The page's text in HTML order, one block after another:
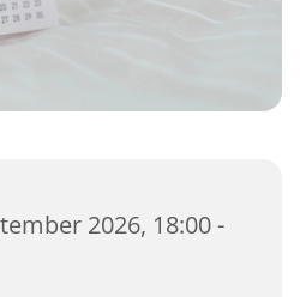
2026, 18:00 -